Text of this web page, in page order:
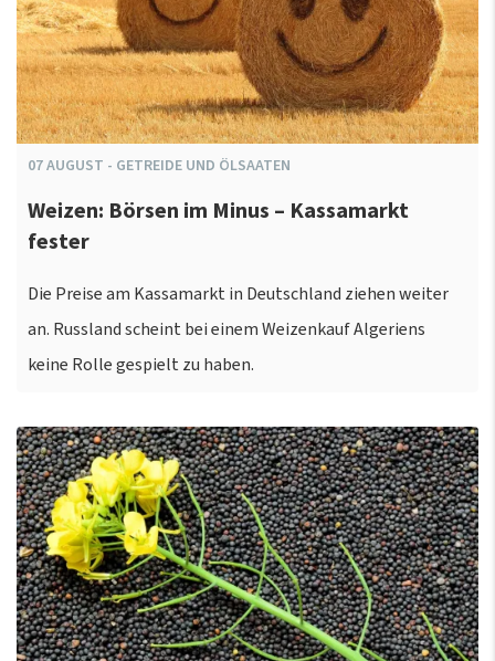
07AUGUST - GETREIDE UND ÖLSAATEN
Weizen: Börsen im Minus – Kassamarkt
fester
Die Preise am Kassamarkt in Deutschland ziehen weiter
an. Russland scheint bei einem Weizenkauf Algeriens
keine Rolle gespielt zu haben.